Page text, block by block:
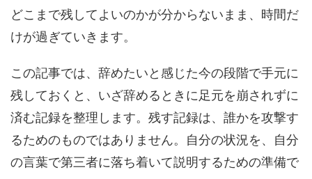
どこまで残してよいのかが分からないまま、時間だ
けが過ぎていきます。
この記事では、辞めたいと感じた今の段階で手元に
残しておくと、いざ辞めるときに足元を崩されずに
済む記録を整理します。残す記録は、誰かを攻撃す
るためのものではありません。自分の状況を、自分
の言葉で第三者に落ち着いて説明するための準備で